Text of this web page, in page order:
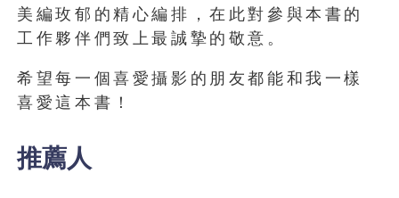
美編玫郁的精心編排，在此對參與本書的
工作夥伴們致上最誠摯的敬意。
希望每一個喜愛攝影的朋友都能和我一樣
喜愛這本書！
推薦人